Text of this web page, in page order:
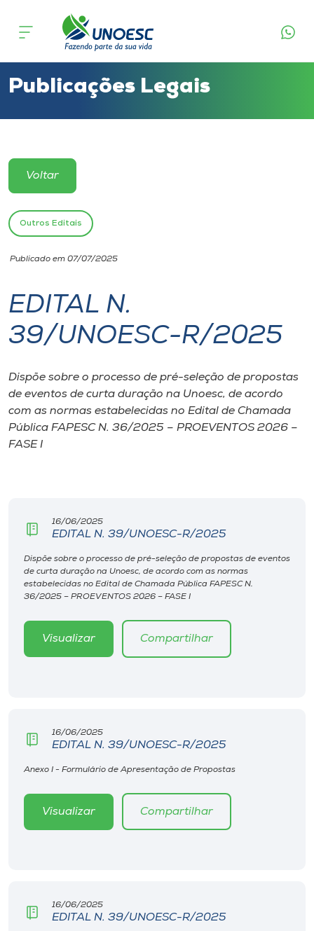
Cursos
Atendimento ao Estudante
Portal de Ensino
Unoesc
Internacionalização
I.nova
Diplomados
Cultura
Editora
Rádio
Museu
o idioma
Publicações Legais
Voltar
Outros Editais
Publicado em 07/07/2025
EDITAL N.
39/UNOESC-R/2025
Dispõe sobre o processo de pré-seleção de propostas
de eventos de curta duração na Unoesc, de acordo
com as normas estabelecidas no Edital de Chamada
Pública FAPESC N. 36/2025 – PROEVENTOS 2026 –
FASE I
16/06/2025
EDITAL N. 39/UNOESC-R/2025
Dispõe sobre o processo de pré-seleção de propostas de eventos
de curta duração na Unoesc, de acordo com as normas
estabelecidas no Edital de Chamada Pública FAPESC N.
36/2025 – PROEVENTOS 2026 – FASE I
Visualizar Compartilhar
16/06/2025
EDITAL N. 39/UNOESC-R/2025
Anexo I - Formulário de Apresentação de Propostas
Visualizar Compartilhar
16/06/2025
EDITAL N. 39/UNOESC-R/2025